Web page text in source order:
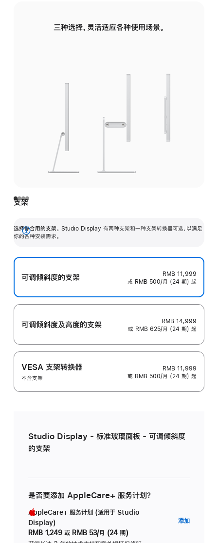
三种选择，灵活适应各种使用场景。
支架
选择你合用的支架。 Studio Display 有两种支架和一种支架转换器可选，以满足
你的各种安装需求。
展
可调倾斜度的支架
RMB 11,999
或 RMB 500/月 (24 期) 起
可调倾斜度及高‍度的支‍架
RMB 14,999
或 RMB 625/月 (24 期) 起
VESA 支架转换器
不含支架
RMB 11,999
或 RMB 500/月 (24 期) 起
Studio Display - 标准玻璃面板 - 可调倾斜度
的支架
是否要添加 AppleCare+ 服务计划？
AppleCare+ 服务计划 (适用于 Studio
Display)
RMB 1,249 或 RMB 53/月 (24 期)
添加